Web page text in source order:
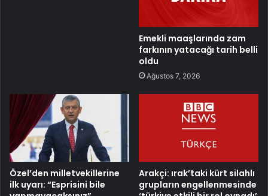
Emekli maaşlarında zam
farkının yatacağı tarih belli
oldu
Ağustos 7, 2026
Özel’den milletvekillerine
ilk uyarı: “Esprisini bile
Arakçi: ırak’taki kürt silahlı
grupların engellenmesinde